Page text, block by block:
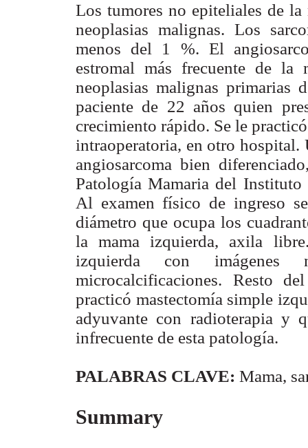
Los tumores no epiteliales de
neoplasias malignas. Los
menos del 1 %. El
estromal más frecuente de la
neoplasias malignas primarias
paciente de 22 años quien
crecimiento rápido. Se le
intraoperatoria, en otro hospital.
angiosarcoma bien
Patología Mamaria del
Al examen físico de ingreso
diámetro que ocupa los
la mama izquierda, axila
izquierda con imágenes
microcalcificaciones. Resto
practicó mastectomía simple
adyuvante con radioterapia y
infrecuente de esta patología.
PALABRAS CLAVE: Mama,
Summary